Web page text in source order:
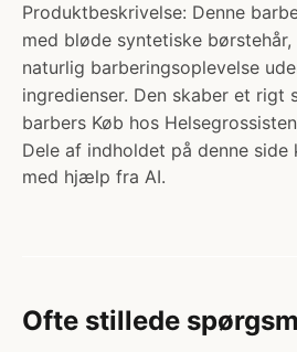
Produktbeskrivelse: Denne
med bløde syntetiske
naturlig barberingsoplevelse
ingredienser. Den skaber et rigt
barbers Køb hos
Dele af indholdet på denne
med hjælp fra AI.
Ofte stillede